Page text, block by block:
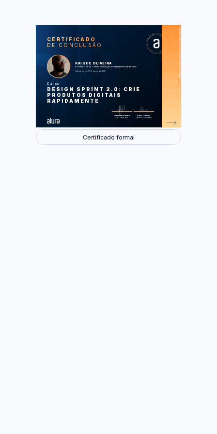
CERTIFICADO
DE CONCLUSÃO
KAIQUE OLIVEIRA
concluiu o curso online com carga horária estimada em 4 horas.
Finalizado em 27 de março de 2026
Curso
DESIGN SPRINT 2.0: CRIE
PRODUTOS DIGITAIS
RAPIDAMENTE
Guilherme Silveira
Coordenador
Paulo Silveira
Chief Vision Officer
https://cursos.alura.com.br/certificate/b52afe84-4449-4027-83ae-4c1ef53689f6
LAS
Introdução ao desafio do Design
Terceiro dia do Design Sprint
Certificado formal